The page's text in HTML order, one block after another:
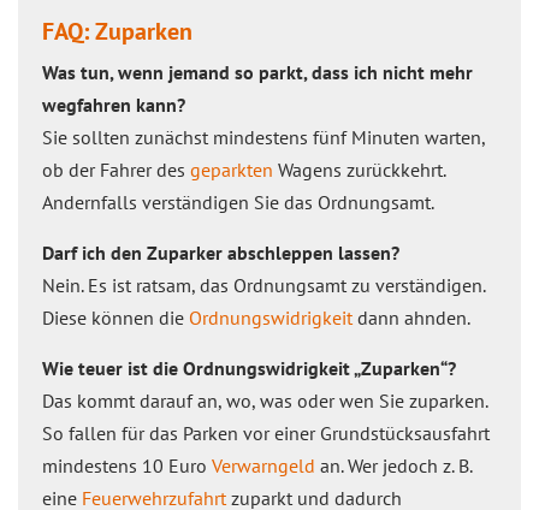
FAQ: Zuparken
Was tun, wenn jemand so parkt, dass ich nicht mehr
wegfahren kann?
Sie sollten zunächst mindestens fünf Minuten warten,
ob der Fahrer des geparkten Wagens zurückkehrt.
Andernfalls verständigen Sie das Ordnungsamt.
Darf ich den Zuparker abschleppen lassen?
Nein. Es ist ratsam, das Ordnungsamt zu verständigen.
Diese können die Ordnungswidrigkeitdann ahnden.
Wie teuer ist die Ordnungswidrigkeit „Zuparken“?
Das kommt darauf an, wo, was oder wen Sie zuparken.
So fallen für das Parken vor einer Grundstücksausfahrt
mindestens 10 Euro Verwarngeld an. Wer jedoch z. B.
eine Feuerwehrzufahrtzuparkt und dadurch